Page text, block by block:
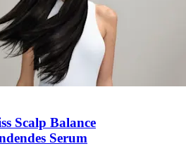
Scalp Balance
Serum